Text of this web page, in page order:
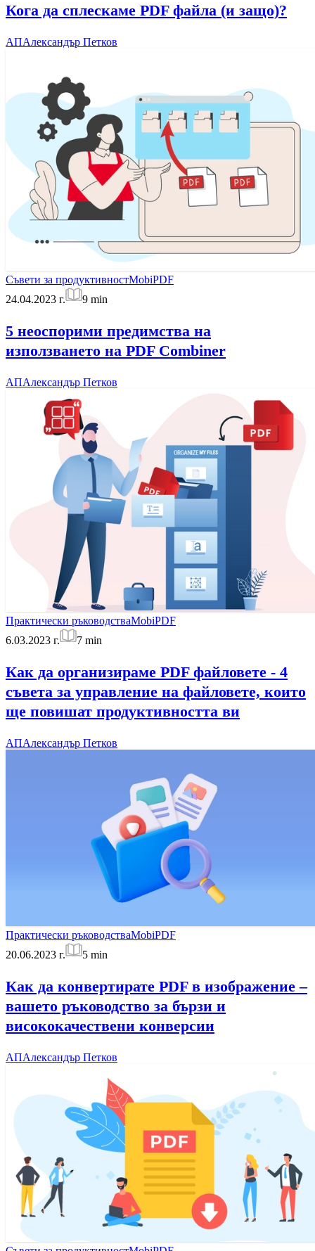
Кога да сплескаме PDF файла (и защо)?
АПАлександър Петков
Съвети за продуктивностMobiPDF
24.04.2023 г.
9 min
5 неоспорими предимства на
използването на PDF Combiner
АПАлександър Петков
Практически ръководстваMobiPDF
6.03.2023 г.
7 min
Как да организираме PDF файловете - 4
съвета за управление на файловете, които
ще повишат продуктивността ви
АПАлександър Петков
Практически ръководстваMobiPDF
20.06.2023 г.
5 min
Как да конвертирате PDF в изображение –
вашето ръководство за бързи и
висококачествени конверсии
АПАлександър Петков